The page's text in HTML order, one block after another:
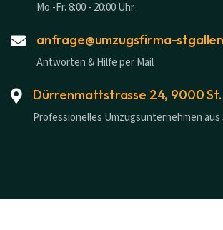
Mo.-Fr. 8:00 - 20:00 Uhr
anfrage@umzugsfirma-
Antworten & Hilfe per Mail
Dürrenmattstrasse 24, 9000 St.
Professionelles Umzugsunternehmen aus